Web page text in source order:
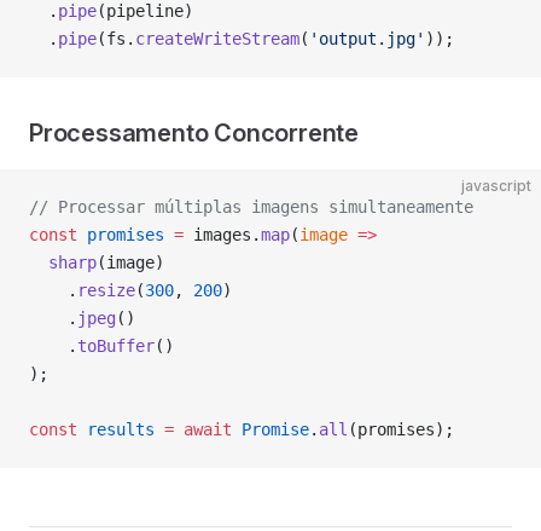
  .
pipe(pipeline)
  .
pipe(fs. createWriteStream( 'output.jpg' ));
Processamento Concorrente
javascript
// Processar múltiplas imagens simultaneamente
const promises = images.map(image =>
  sharp
(image)
    .
resize(300, 200)
    .
jpeg ()
    .
toBuffer()
);
const results = await Promise. all (promises);